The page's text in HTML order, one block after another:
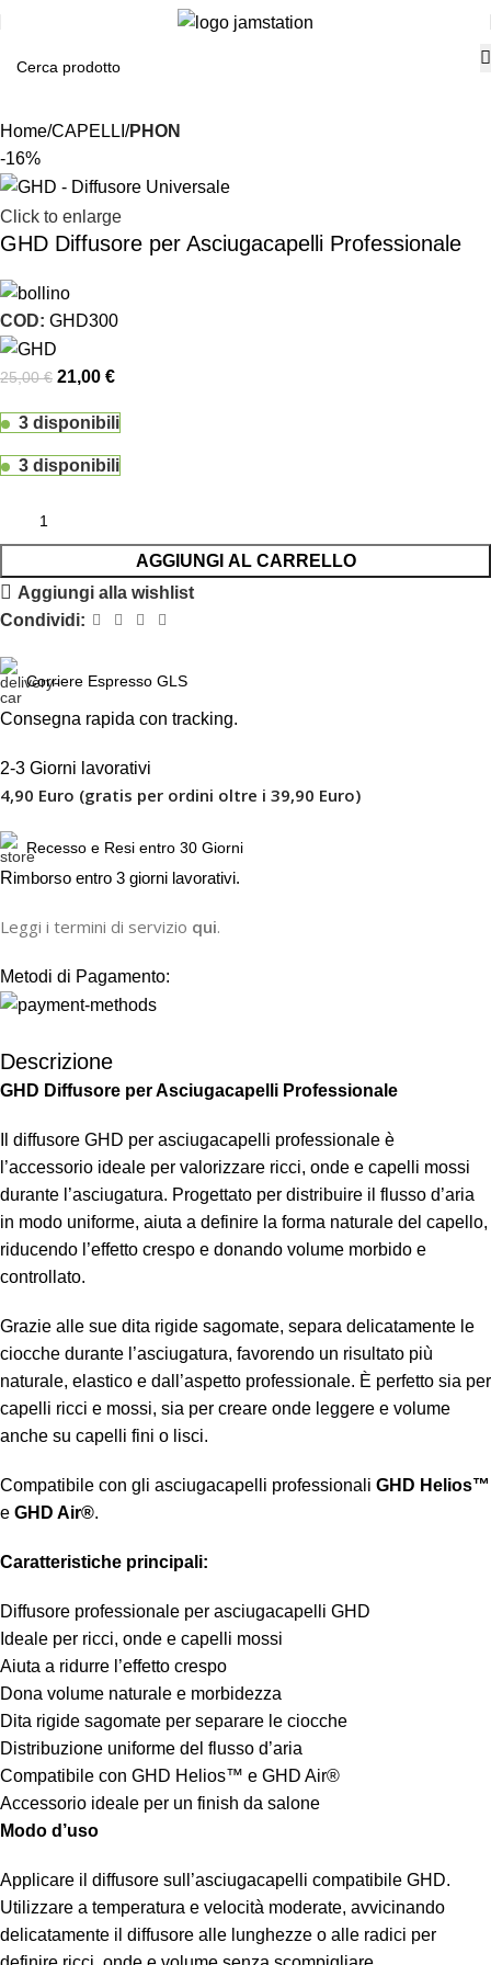
Home CAPELLI PHON
-16%
Click to enlarge
GHD Diffusore per Asciugacapelli Professionale
COD: GHD300
25,00€ 21,00 €
3 disponibili
3 disponibili
AGGIUNGI AL CARRELLO
Aggiungi alla wishlist
Condividi:
Corriere Espresso GLS
Consegna rapida con tracking.
2-3 Giorni lavorativi
4,90 Euro (gratis per ordini oltre i 39,90 Euro)
Recesso e Resi entro 30 Giorni
Rimborso entro 3 giorni lavorativi.
Leggi i termini di servizio qui.
Metodi di Pagamento:
Descrizione
GHD Diffusore per Asciugacapelli Professionale
Il diffusore GHD per asciugacapelli professionale è
l’accessorio ideale per valorizzare ricci, onde e capelli mossi
durante l’asciugatura. Progettato per distribuire il flusso d’aria
in modo uniforme, aiuta a definire la forma naturale del capello,
riducendo l’effetto crespo e donando volume morbido e
controllato.
Grazie alle sue dita rigide sagomate, separa delicatamente le
ciocche durante l’asciugatura, favorendo un risultato più
naturale, elastico e dall’aspetto professionale. È perfetto sia per
capelli ricci e mossi, sia per creare onde leggere e volume
anche su capelli fini o lisci.
Compatibile con gli asciugacapelli professionali GHD Helios™
e GHD Air®.
Caratteristiche principali:
Diffusore professionale per asciugacapelli GHD
Ideale per ricci, onde e capelli mossi
Aiuta a ridurre l’effetto crespo
Dona volume naturale e morbidezza
Dita rigide sagomate per separare le ciocche
Distribuzione uniforme del flusso d’aria
Compatibile con GHD Helios™ e GHD Air®
Accessorio ideale per un finish da salone
Modo d’uso
Applicare il diffusore sull’asciugacapelli compatibile GHD.
Utilizzare a temperatura e velocità moderate, avvicinando
delicatamente il diffusore alle lunghezze o alle radici per